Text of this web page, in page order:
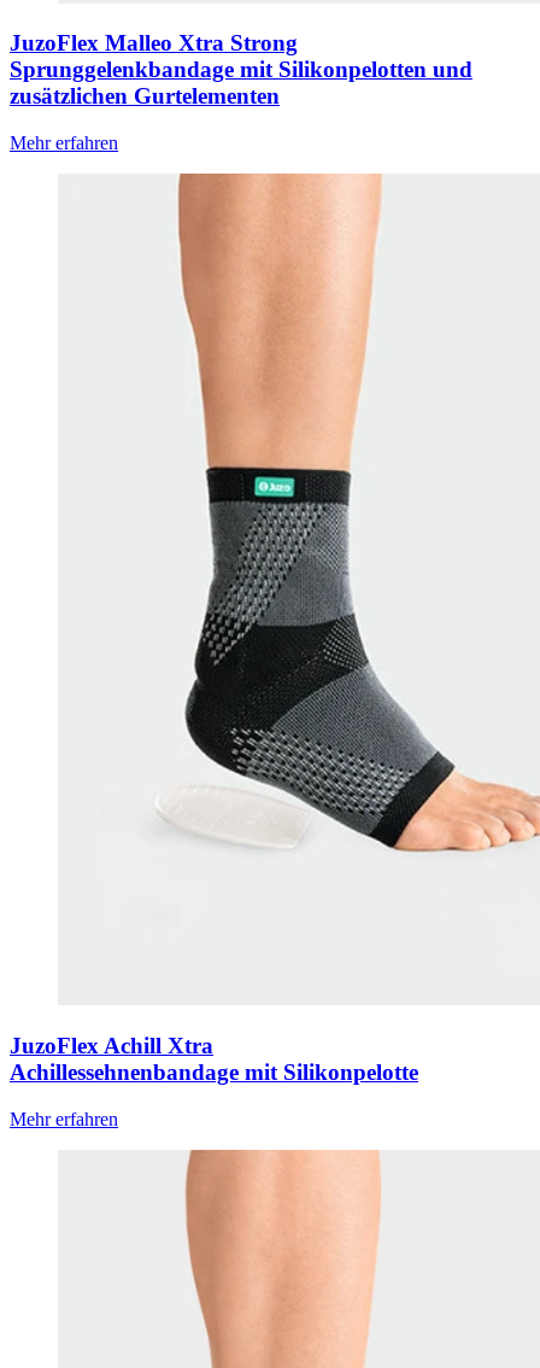
JuzoFlex Malleo Xtra Strong
Sprunggelenkbandage mit Silikonpelotten und
zusätzlichen Gurtelementen
Mehr erfahren
JuzoFlex Achill Xtra
Achillessehnenbandage mit Silikonpelotte
Mehr erfahren